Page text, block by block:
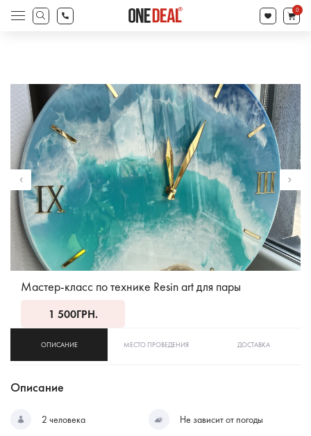
товаров
Поиск
товаров
0
Мастер-класс по технике Resin art для пары
1 500ГРН.
ОПИСАНИЕ МЕСТО ПРОВЕДЕНИЯ ДОСТАВКА
Описание
2 человека Не зависит от погоды